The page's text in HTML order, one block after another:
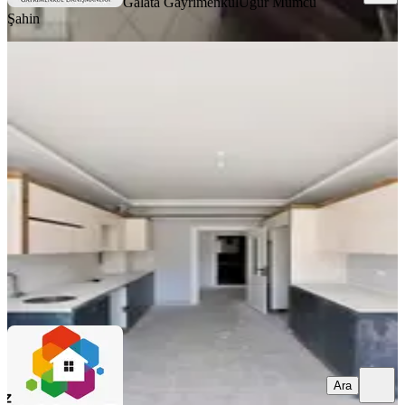
Şahin
5.590.000 ₺
Öz Kardelen Emlak Mehmet Doğan
Ara
Ara